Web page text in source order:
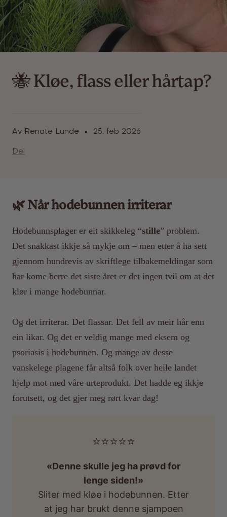
🐝 Kløe, flass eller hårtap?
Av Renate Lunde 25. feb 2026
Del
🌿 Når hodebunnen irriterar
Hodebunnsplager er eit skikkeleg “stille” problem.
Det snakkast ikkje så mykje om – men etter å ha sett
gjennom hundrevis av skriftlege tilbakemeldingar som
har kome berre det siste året er det ingen tvil om at det
klør i mange hodebunnar.
Og det irriterar. Det flassar. Det fell av meir hår enn
ein likar. Og det er veldig mange med eksem og
psoriasis i hodebunnen. Og mange av desse
vanskelege plagene får altså folk over heile landet
hjelp mot med våre urteprodukt. Det hadde eg ikkje
forutsett, og det gjer meg rørt kvar dag!
⭐️⭐️⭐️⭐️⭐️
«Denne skulle jeg ha prøvd for
lenge siden!»
Sliter med kløe i hodebunnen. Etter
at jeg har brukt denne sjampoen